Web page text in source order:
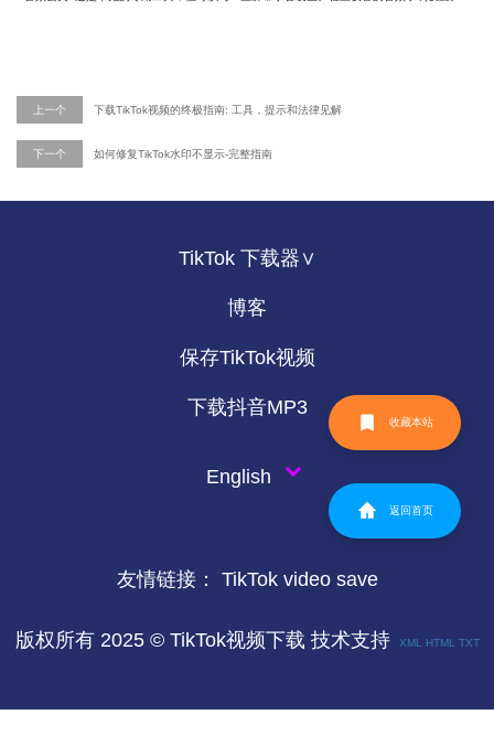
上一个 下载TikTok视频的终极指南: 工具，提示和法律见解
下一个 如何修复TikTok水印不显示-完整指南
TikTok 下载器∨
博客
保存TikTok视频
下载抖音MP3
English
友情链接： TikTok video save
版权所有 2025 © TikTok视频下载 技术支持 XML HTML TXT
收藏本站
返回首页